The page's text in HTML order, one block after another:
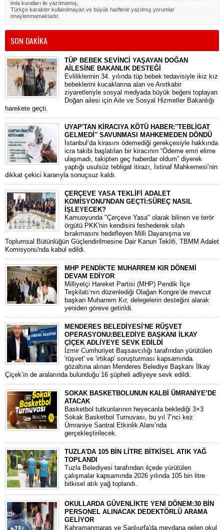
imla kuralları ile yazılmamış,
Türkçe karakter kullanılmayan ve büyük harflerle yazılmış yorumlar
onaylanmamaktadır.
SON DAKİKA
TÜP BEBEK SEVİNCİ YAŞAYAN DOĞAN
AİLESİNE BAKANLIK DESTEĞİ
​Evliliklerinin 34. yılında tüp bebek tedavisiyle ikiz kız
bebeklerini kucaklarına alan ve Anıtkabir
ziyaretleriyle sosyal medyada büyük beğeni toplayan
Doğan ailesi için Aile ve Sosyal Hizmetler Bakanlığı
harekete geçti.
UYAP'TAN KİRACIYA KÖTÜ HABER:''TEBLİGAT
GELMEDİ'' SAVUNMASI MAHKEMEDEN DÖNDÜ
​İstanbul’da kirasını ödemediği gerekçesiyle hakkında
icra takibi başlatılan bir kiracının “Ödeme emri elime
ulaşmadı, takipten geç haberdar oldum” diyerek
yaptığı usulsüz tebligat itirazı, İstinaf Mahkemesi’nin
dikkat çekici kararıyla sonuçsuz kaldı.
ÇERÇEVE YASA TEKLİFİ ADALET
KOMİSYONU'NDAN GEÇTİ:SÜREÇ NASIL
İŞLEYECEK?
​Kamuoyunda "Çerçeve Yasa" olarak bilinen ve terör
örgütü PKK'nin kendisini feshederek silah
bırakmasını hedefleyen Milli Dayanışma ve
Toplumsal Bütünlüğün Güçlendirilmesine Dair Kanun Teklifi, TBMM Adalet
Komisyonu'nda kabul edildi.
MHP PENDİK'TE MUHARREM KIR DÖNEMİ
DEVAM EDİYOR
​Milliyetçi Hareket Partisi (MHP) Pendik İlçe
Teşkilatı’nın düzenlediği Olağan Kongre’de mevcut
başkan Muharrem Kır, delegelerin desteğini alarak
yeniden göreve getirildi.
MENDERES BELEDİYESİ'NE RÜŞVET
OPERASYONU:BELEDİYE BAŞKANI İLKAY
ÇİÇEK ADLİYEYE SEVK EDİLDİ
​İzmir Cumhuriyet Başsavcılığı tarafından yürütülen
'rüşvet' ve 'irtikap' soruşturması kapsamında
gözaltına alınan Menderes Belediye Başkanı İlkay
Çiçek’in de aralarında bulunduğu 16 şüpheli adliyeye sevk edildi.
SOKAK BASKETBOLUNUN KALBİ ÜMRANİYE’DE
ATACAK
Basketbol tutkunlarının heyecanla beklediği 3×3
Sokak Basketbol Turnuvası, bu yıl 7’nci kez
Ümraniye Santral Etkinlik Alanı’nda
gerçekleştirilecek.
TUZLA'DA 105 BİN LİTRE BİTKİSEL ATIK YAĞ
TOPLANDI
Tuzla Belediyesi tarafından ilçede yürütülen
çalışmalar kapsamında 2026 yılında 105 bin litre
bitkisel atık yağ toplandı.
OKULLARDA GÜVENLİKTE YENİ DÖNEM:30 BİN
PERSONEL ALINACAK DEDEKTÖRLÜ ARAMA
GELİYOR
​Kahramanmaraş ve Şanlıurfa'da meydana gelen okul